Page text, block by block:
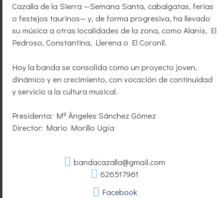
Cazalla de la Sierra —Semana Santa, cabalgatas, ferias
o festejos taurinos— y, de forma progresiva, ha llevado
su música a otras localidades de la zona, como Alanís, El
Pedroso, Constantina, Llerena o El Coronil.
Hoy la banda se consolida como un proyecto joven,
dinámico y en crecimiento, con vocación de continuidad
y servicio a la cultura musical.
Presidenta: Mª Ángeles Sánchez Gómez
Director: Mario Morillo Ugía
bandacazalla@gmail.com
626517961
Facebook